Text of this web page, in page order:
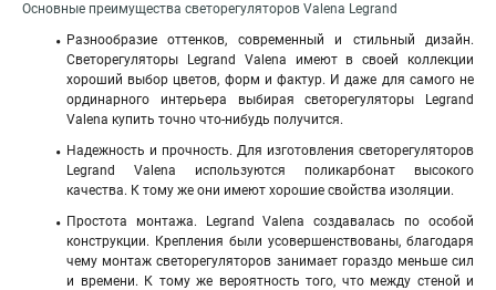
Основные преимущества светорегуляторов Valena Legrand
Разнообразие оттенков, современный и стильный дизайн.
Светорегуляторы Legrand Valena имеют в своей коллекции
хороший выбор цветов, форм и фактур. И даже для самого не
ординарного интерьера выбирая светорегуляторы Legrand
Valena купить точно что-нибудь получится.
Надежность и прочность. Для изготовления светорегуляторов
Legrand Valena используются поликарбонат высокого
качества. К тому же они имеют хорошие свойства изоляции.
Простота монтажа. Legrand Valena создавалась по особой
конструкции. Крепления были усовершенствованы, благодаря
чему монтаж светорегуляторов занимает гораздо меньше сил
и времени. К тому же вероятность того, что между стеной и